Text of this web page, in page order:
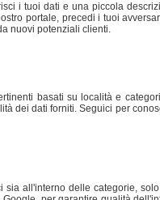
i tuoi dati e una piccola
portale, precedi i tuoi
nuovi potenziali clienti.
basati su località e
dei dati forniti. Seguici per
all'interno delle categorie,